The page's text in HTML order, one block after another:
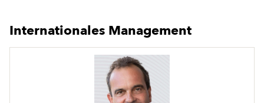
Internationales Management